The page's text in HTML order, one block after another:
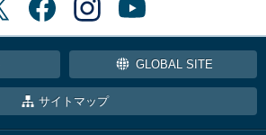
GLOBAL SITE
サイトマップ